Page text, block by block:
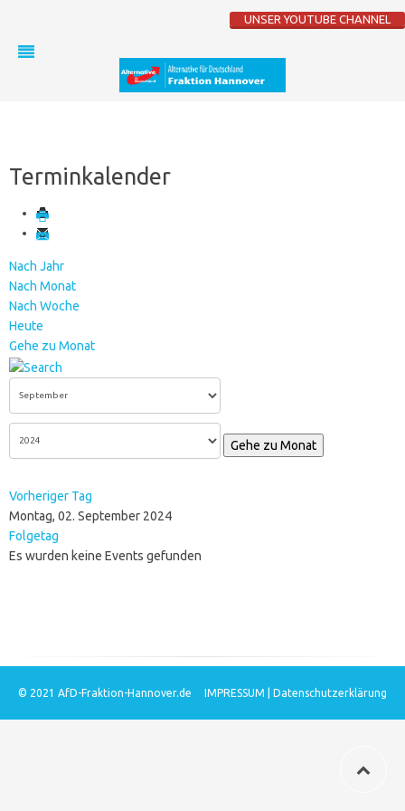
UNSER YOUTUBE CHANNEL
Terminkalender
Nach Jahr
Nach Monat
Nach Woche
Heute
Gehe zu Monat
Gehe zu Monat
Vorheriger Tag
Montag, 02. September 2024
Folgetag
Es wurden keine Events gefunden
© 2021 AfD-Fraktion-Hannover.de IMPRESSUM Datenschutzerklärung